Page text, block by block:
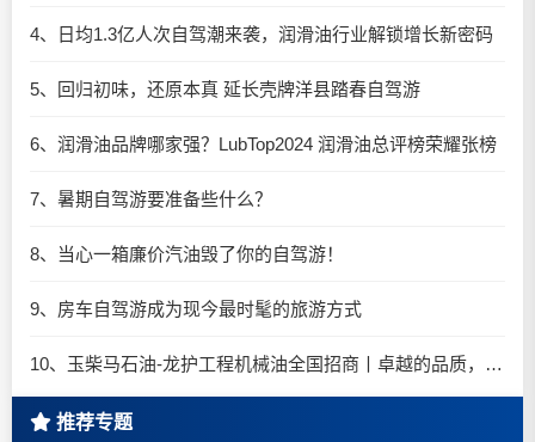
4、日均1.3亿人次自驾潮来袭，润滑油行业解锁增长新密码​
5、回归初味，还原本真 延长壳牌洋县踏春自驾游
6、润滑油品牌哪家强？LubTop2024 润滑油总评榜荣耀张榜
7、暑期自驾游要准备些什么？
8、当心一箱廉价汽油毁了你的自驾游！
9、房车自驾游成为现今最时髦的旅游方式
10、玉柴马石油-龙护工程机械油全国招商丨卓越的品质，专业的品牌！
推荐专题